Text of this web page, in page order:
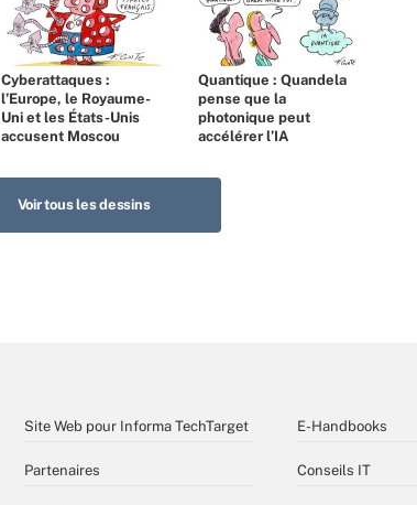
Cyberattaques :
l’Europe, le Royaume-
Uni et les États-Unis
accusent Moscou
Quantique : Quandela
pense que la
photonique peut
accélérer l’IA
Voir tous les dessins
Site Web pour Informa TechTarget
Partenaires
E-Handbooks
Conseils IT